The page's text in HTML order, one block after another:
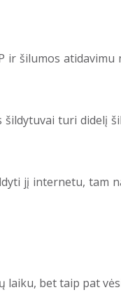
ir šilumos
turi didelį
jį internetu, tam
laiku, bet taip pat